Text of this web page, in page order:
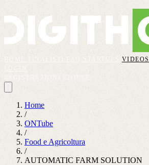
VIDEOS
Home
/
ONTube
/
Food e Agricoltura
/
AUTOMATIC FARM SOLUTION